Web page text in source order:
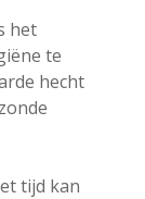
het
te
hecht
tijd kan